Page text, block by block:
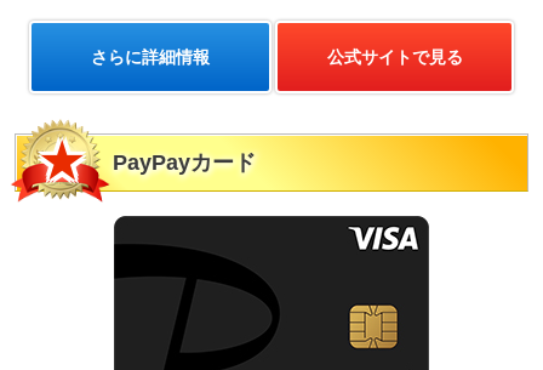
さらに詳細情報 公式サイトで見る
PayPayカード